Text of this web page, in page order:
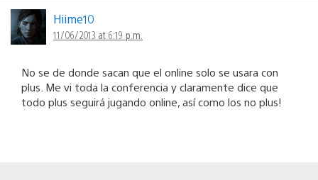
Hiime10
11/06/2013 at 6:19 p.m.
No se de donde sacan que el online solo se usara con
plus. Me vi toda la conferencia y claramente dice que
todo plus seguirá jugando online, así como los no plus!